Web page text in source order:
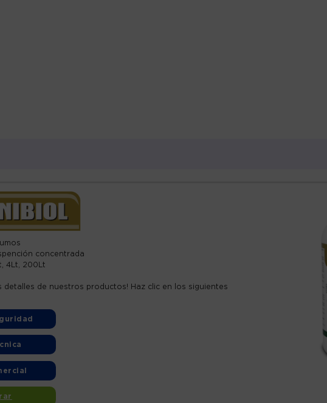
concentrada
4Lt, 200Lt
detalles de nuestros productos! Haz clic en los siguientes